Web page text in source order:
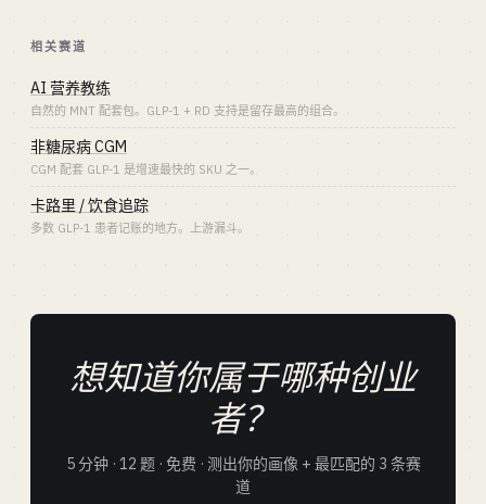
相关赛道
AI 营养教练
自然的 MNT 配套包。GLP-1 + RD 支持是留存最高的组合。
非糖尿病 CGM
CGM 配套 GLP-1 是增速最快的 SKU 之一。
卡路里 / 饮食追踪
多数 GLP-1 患者记账的地方。上游漏斗。
想知道你属于哪种创业
者？
5 分钟 · 12 题 · 免费 · 测出你的画像 + 最匹配的 3 条赛
道